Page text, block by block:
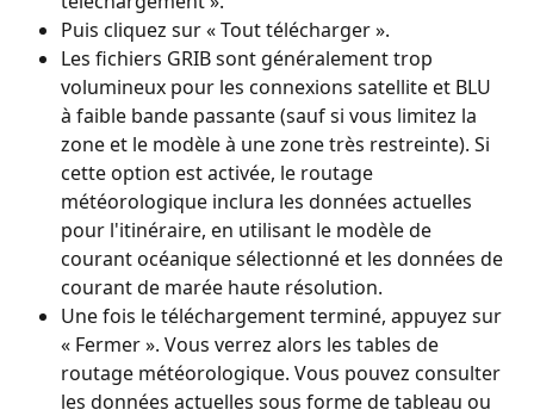
Puis cliquez sur « Tout télécharger ».
Les fichiers GRIB sont généralement trop
volumineux pour les connexions satellite et BLU
à faible bande passante (sauf si vous limitez la
zone et le modèle à une zone très restreinte). Si
cette option est activée, le routage
météorologique inclura les données actuelles
pour l'itinéraire, en utilisant le modèle de
courant océanique sélectionné et les données de
courant de marée haute résolution.
Une fois le téléchargement terminé, appuyez sur
« Fermer ». Vous verrez alors les tables de
routage météorologique. Vous pouvez consulter
les données actuelles sous forme de tableau ou